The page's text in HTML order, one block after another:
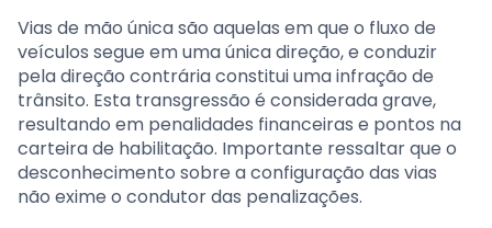
Vias de mão única são aquelas em que o fluxo de
veículos segue em uma única direção, e conduzir
pela direção contrária constitui uma infração de
trânsito. Esta transgressão é considerada grave,
resultando em penalidades financeiras e pontos na
carteira de habilitação. Importante ressaltar que o
desconhecimento sobre a configuração das vias
não exime o condutor das penalizações.